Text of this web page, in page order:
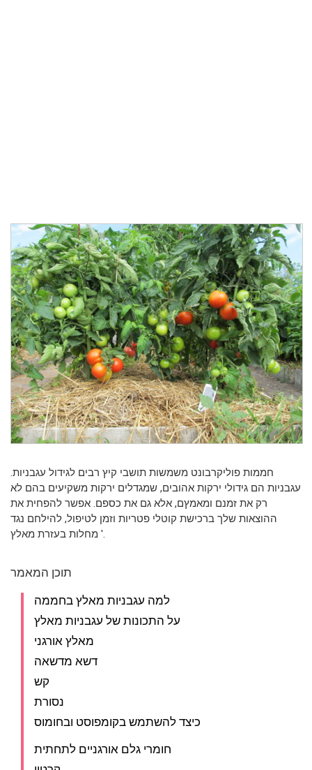
חממות פוליקרבונט משמשות תושבי קיץ רבים לגידול עגבניות.
עגבניות הם גידולי ירקות אהובים, שמגדלים ירקות משקיעים בהם לא
רק את זמנם ומאמץם, אלא גם את כספם. אפשר להפחית את
ההוצאות שלך ברכישת קוטלי פטריות וזמן לטיפול, להילחם נגד
מחלות בעזרת מאלץ '.
תוכן המאמר
למה עגבניות מאלץ בחממה
על התכונות של עגבניות מאלץ
מאלץ אורגני
דשא מדשאה
קש
נסורת
כיצד להשתמש בקומפוסט ובחומוס
חומרי גלם אורגניים לתחתית